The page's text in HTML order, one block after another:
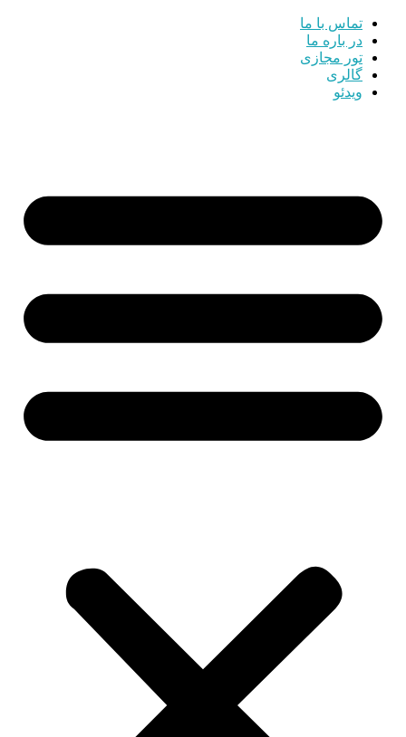
تماس با ما
در باره ما
تور مجازی
گالری
ویدئو